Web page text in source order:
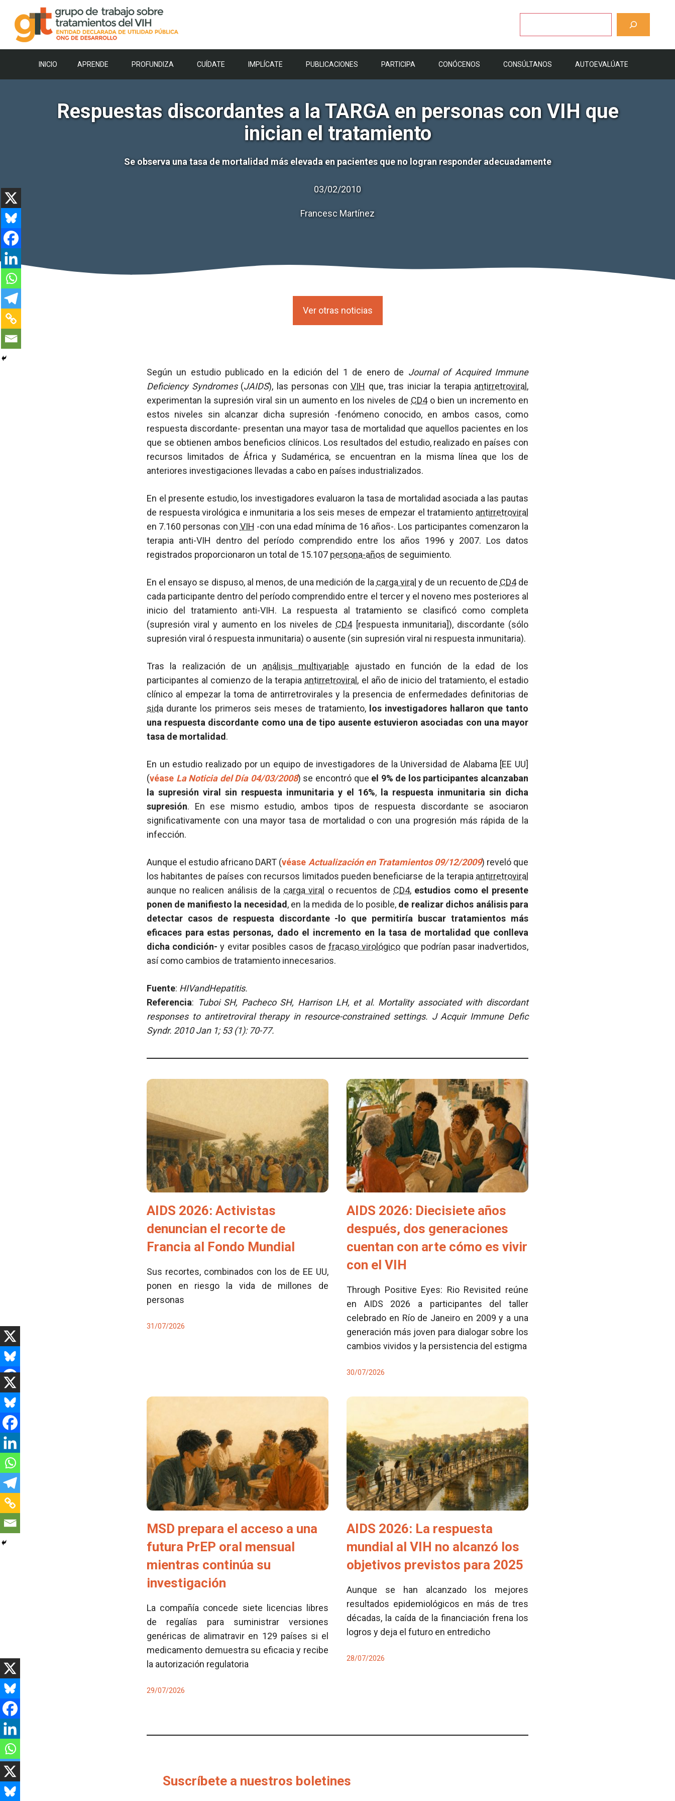
contenido
INICIO APRENDE PROFUNDIZA CUÍDATE IMPLÍCATE PUBLICACIONES PARTICIPA CONÓCENOS CONSÚLTANOS AUTOEVALÚATE
Respuestas discordantes a la TARGA en personas con VIH que
inician el tratamiento
Se observa una tasa de mortalidad más elevada en pacientes que no logran responder adecuadamente
03/02/2010
Francesc Martínez
Ver otras noticias
Según un estudio publicado en la edición del 1 de enero de Journal of Acquired Immune
Deficiency Syndromes (JAIDS), las personas con VIH que, tras iniciar la terapia antirretroviral ,
experimentan la supresión viral sin un aumento en los niveles de CD4o bien un incremento en
estos niveles sin alcanzar dicha supresión -fenómeno conocido, en ambos casos, como
respuesta discordante- presentan una mayor tasa de mortalidad que aquellos pacientes en los
que se obtienen ambos beneficios clínicos. Los resultados del estudio, realizado en países con
recursos limitados de África y Sudamérica, se encuentran en la misma línea que los de
anteriores investigaciones llevadas a cabo en países industrializados.
En el presente estudio, los investigadores evaluaron la tasa de mortalidad asociada a las pautas
de respuesta virológica e inmunitaria a los seis meses de empezar el tratamiento antirretroviral
en 7.160 personas con VIH -con una edad mínima de 16 años-. Los participantes comenzaron la
terapia anti-VIH dentro del período comprendido entre los años 1996 y 2007. Los datos
registrados proporcionaron un total de 15.107 persona-años de seguimiento.
En el ensayo se dispuso, al menos, de una medición de la carga viral y de un recuento de CD4de
cada participante dentro del período comprendido entre el tercer y el noveno mes posteriores al
inicio del tratamiento anti-VIH. La respuesta al tratamiento se clasificó como completa
(supresión viral y aumento en los niveles de CD4[respuesta inmunitaria]), discordante (sólo
supresión viral ó respuesta inmunitaria) o ausente (sin supresión viral ni respuesta inmunitaria).
Tras la realización de un análisis multivariable ajustado en función de la edad de los
participantes al comienzo de la terapia antirretroviral , el año de inicio del tratamiento, el estadio
clínico al empezar la toma de antirretrovirales y la presencia de enfermedades definitorias de
sida durante los primeros seis meses de tratamiento, los investigadores hallaron que tanto
una respuesta discordante como una de tipo ausente estuvieron asociadas con una mayor
tasa de mortalidad .
En un estudio realizado por un equipo de investigadores de la Universidad de Alabama [EE UU]
(véase La Noticia del Día 04/03/2008) se encontró que el 9% de los participantes alcanzaban
la supresión viral sin respuesta inmunitaria y el 16%, la respuesta inmunitaria sin dicha
supresión. En ese mismo estudio, ambos tipos de respuesta discordante se asociaron
significativamente con una mayor tasa de mortalidad o con una progresión más rápida de la
infección.
Aunque el estudio africano DART (véase Actualización en Tratamientos 09/12/2009) reveló que
los habitantes de países con recursos limitados pueden beneficiarse de la terapia antirretroviral
aunque no realicen análisis de la carga viral o recuentos de CD4, estudios como el presente
ponen de manifiesto la necesidad , en la medida de lo posible,de realizar dichos análisis para
detectar casos de respuesta discordante -lo que permitiría buscar tratamientos más
eficaces para estas personas, dado el incremento en la tasa de mortalidad que conlleva
dicha condición- y evitar posibles casos defracaso virológico que podrían pasar inadvertidos,
así como cambios de tratamiento innecesarios.
Fuente: HIVandHepatitis.
Referencia: Tuboi SH, Pacheco SH, Harrison LH, et al. Mortality associated with discordant
responses to antiretroviral therapy in resource-constrained settings. J Acquir Immune Defic
Syndr. 2010 Jan 1;53 (1): 70-77.
AIDS 2026: Activistas
denuncian el recorte de
Francia al Fondo Mundial
Sus recortes, combinados con los de EE UU,
ponen en riesgo la vida de millones de
personas
31/07/2026
AIDS 2026: Diecisiete años
después, dos generaciones
cuentan con arte cómo es vivir
con el VIH
Through Positive Eyes: Rio Revisited reúne
en AIDS 2026 a participantes del taller
celebrado en Río de Janeiro en 2009 y a una
generación más joven para dialogar sobre los
cambios vividos y la persistencia del estigma
30/07/2026
MSD prepara el acceso a una
futura PrEP oral mensual
mientras continúa su
investigación
La compañía concede siete licencias libres
de regalías para suministrar versiones
genéricas de alimatravir en 129 países si el
medicamento demuestra su eficacia y recibe
la autorización regulatoria
29/07/2026
AIDS 2026: La respuesta
mundial al VIH no alcanzó los
objetivos previstos para 2025
Aunque se han alcanzado los mejores
resultados epidemiológicos en más de tres
décadas, la caída de la financiación frena los
logros y deja el futuro en entredicho
28/07/2026
Suscríbete a nuestros boletines